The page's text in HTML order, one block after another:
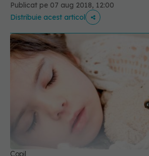
Publicat pe 07 aug 2018, 12:00
Distribuie acest articol